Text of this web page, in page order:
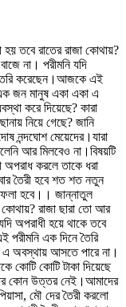
হয় তবে রাতের রাজা কোথায়?
না। পরীমনি যদি
তৈরি করেছেন।আজকে এই
এক জন মানুষ একা একা এ
করে দিয়েছে? কারা
নিয়ে গেছে? জানি
মেয়েদের।যারা
আর মিলবেও না।বিষয়টি
অপরাধ করলে তাকে ধরা
তৈরী হবে শত শত নতুন
হবে।। জান্নাতুল
কোথায়? রাজা ছারা তো আর
অপরাধী হয়ে থাকে তবে
পরীমনি এক দিনে তৈরি
এ অবস্থায় আসতে পারে না।
কোটি কোটি টাকা দিয়েছে
কোন উত্তর নেই।আমাদের
মৌ দের তৈরী করলো